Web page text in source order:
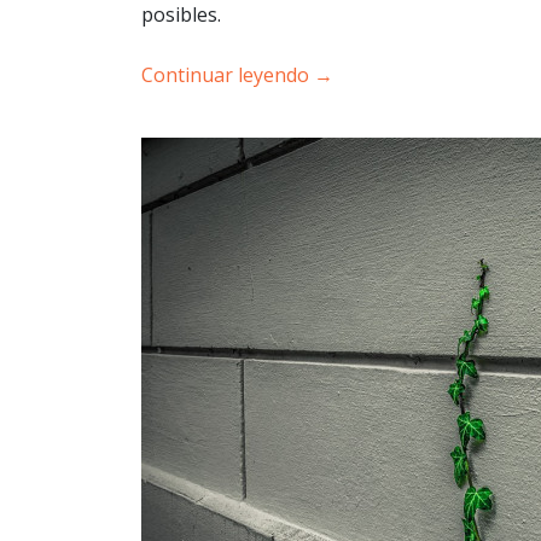
posibles.
Continuar leyendo →